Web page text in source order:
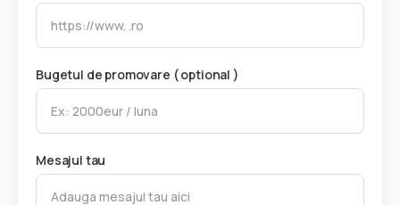
Bugetul de promovare ( optional )
Mesajul tau